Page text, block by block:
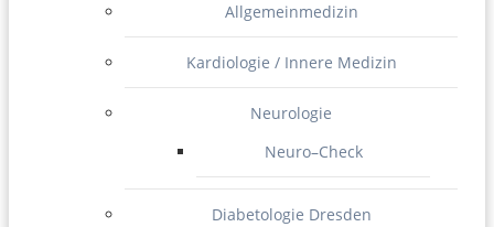
Allgemeinmedizin
Kardiologie / Innere Medizin
Neurologie
Neuro–Check
Diabetologie Dresden